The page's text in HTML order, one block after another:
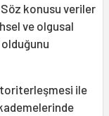
konusu veriler
ve olgusal
ile